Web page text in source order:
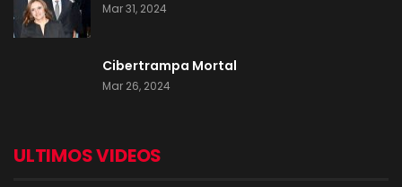
Mar 31, 2024
Cibertrampa Mortal
Mar 26, 2024
ULTIMOS VIDEOS